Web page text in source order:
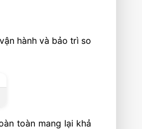
hành và bảo trì so
toàn mang lại khả